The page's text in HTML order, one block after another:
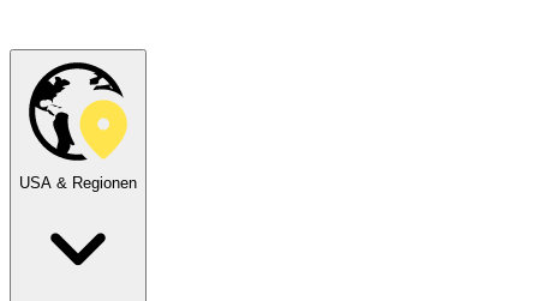
USA & Regionen